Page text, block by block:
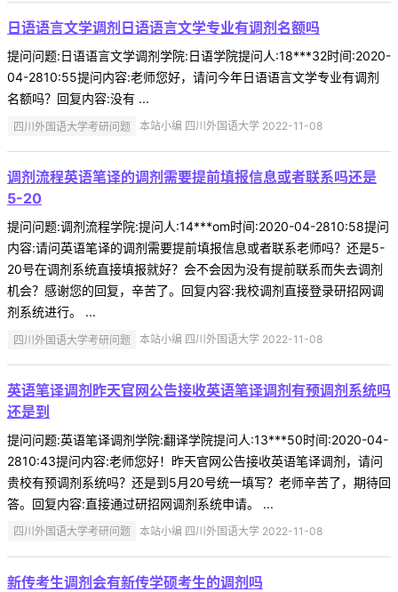
日语语言文学调剂日语语言文学专业有调剂名额吗
提问问题:日语语言文学调剂学院:日语学院提问人:18***32时间:2020-
04-2810:55提问内容:老师您好，请问今年日语语言文学专业有调剂
名额吗？回复内容:没有 ...
四川外国语大学考研问题 本站小编 四川外国语大学 2022-11-08
调剂流程英语笔译的调剂需要提前填报信息或者联系吗还是
5-20
提问问题:调剂流程学院:提问人:14***om时间:2020-04-2810:58提问
内容:请问英语笔译的调剂需要提前填报信息或者联系老师吗？还是5-
20号在调剂系统直接填报就好？会不会因为没有提前联系而失去调剂
机会？感谢您的回复，辛苦了。回复内容:我校调剂直接登录研招网调
剂系统进行。 ...
四川外国语大学考研问题 本站小编 四川外国语大学 2022-11-08
英语笔译调剂昨天官网公告接收英语笔译调剂有预调剂系统吗
还是到
提问问题:英语笔译调剂学院:翻译学院提问人:13***50时间:2020-04-
2810:43提问内容:老师您好！昨天官网公告接收英语笔译调剂，请问
贵校有预调剂系统吗？还是到5月20号统一填写？老师辛苦了，期待回
答。回复内容:直接通过研招网调剂系统申请。 ...
四川外国语大学考研问题 本站小编 四川外国语大学 2022-11-08
新传考生调剂会有新传学硕考生的调剂吗